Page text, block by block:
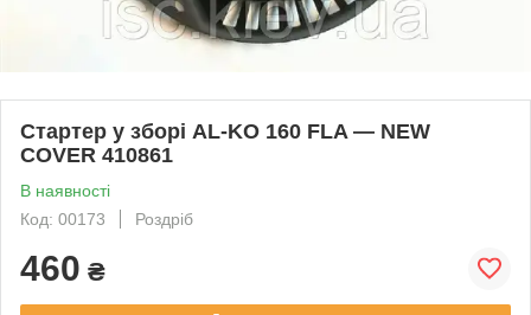
Стартер у зборі AL-KO 160 FLA — NEW
COVER 410861
В наявності
Код: 00173
Роздріб
460 ₴